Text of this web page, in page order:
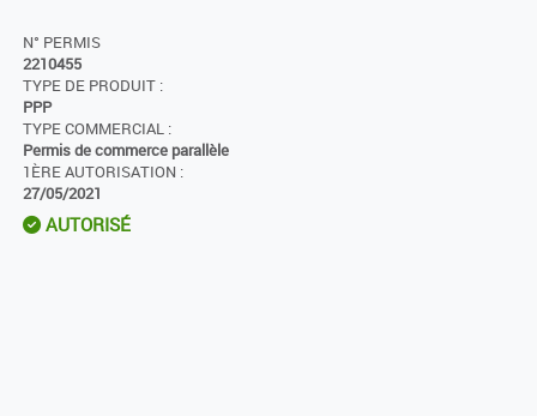
N° PERMIS
2210455
TYPE DE PRODUIT :
PPP
TYPE COMMERCIAL :
Permis de commerce parallèle
1ÈRE AUTORISATION :
27/05/2021
AUTORISÉ